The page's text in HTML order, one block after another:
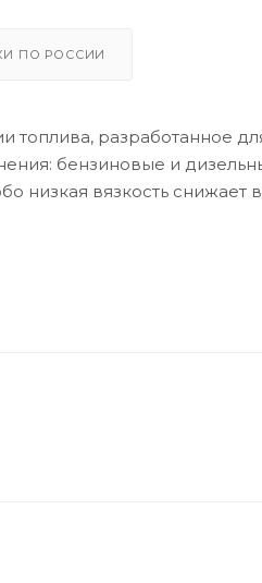
ПО РОССИИ
топлива, разработанное
бензиновые и
низкая вязкость снижает